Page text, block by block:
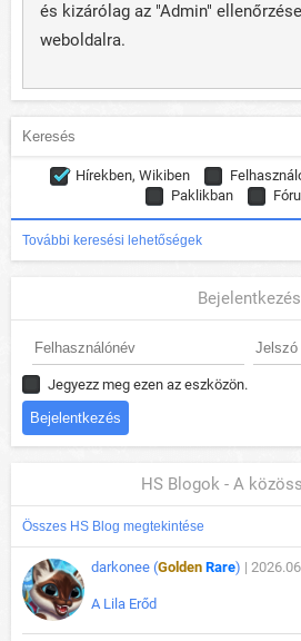
és kizárólag az "Admin"
weboldalra.
Hírekben, Wikiben
Paklikban
További keresési lehetőségek
Bejelentkezés
Jegyezz meg ezen az eszközön.
HS Blogok - A
Összes HS Blog megtekintése
darkonee (Golden Rare) |
A Lila Erőd